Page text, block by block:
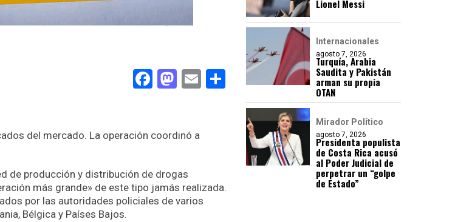
Facebook
Mastodon
EmailCompartir
del mercado. La operación coordinó a
de producción y distribución de drogas
más grande» de este tipo jamás realizada.
por las autoridades policiales de varios
Bélgica y Países Bajos.
Lionel Messi
Internacionales
agosto 7, 2026
Turquía, Arabia
Saudita y Pakistán
arman su propia
OTAN
Mirador Político
agosto 7, 2026
Presidenta populista
de Costa Rica acusó
al Poder Judicial de
perpetrar un “golpe
de Estado”